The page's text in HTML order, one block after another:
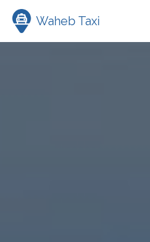
Waheb Taxi
Panneau de gestion des cookies